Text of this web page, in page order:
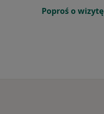
Poproś o wizytę